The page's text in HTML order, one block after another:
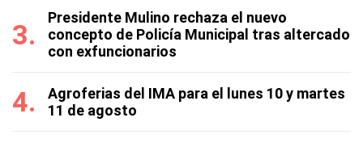
Presidente Mulino rechaza el nuevo
concepto de Policía Municipal tras altercado
con exfuncionarios
Agroferias del IMA para el lunes 10 y martes
11 de agosto